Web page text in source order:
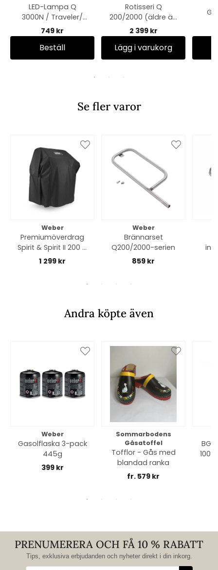
LED-Lampa Q
3000N / Traveler/
Lumin
749 kr
Beställ
Rotisseri Q
200/2000 (äldre än
2025 modell)
2 399 kr
Lägg i varukorg
Se fler varor
Weber
Premiumöverdrag
Spirit & Spirit II 200 &
Spirit (2025-) 300 -
1 299 kr
Weber
Brännarset
Q200/2000-serien
859 kr
Andra köpte även
Weber
Gasolflaska 3-pack
445g
399 kr
Sommarbodens
Gåsatoffel
Tofflor - Gås med
blandad ranka
fr. 579 kr
PRENUMERERA OCH FÅ 10 % RABATT
Tips, exklusiva erbjudanden och nyheter direkt i din inkorg.